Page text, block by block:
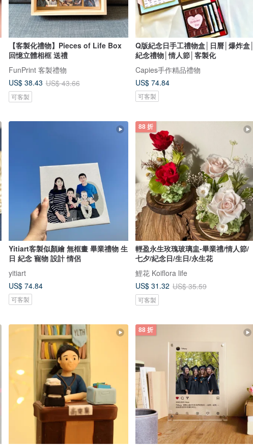
【客製化禮物】Pieces of Life Box
回憶立體相框 送禮
FunPrint 客製禮物
US$ 38.43 US$ 43.66
可客製
Q版紀念日手工禮物盒│日曆│爆炸盒│
紀念禮物│情人節│客製化
Capies手作精品禮物
US$ 74.84
可客製
Yitiart客製似顏繪 無框畫 畢業禮物 生
日 紀念 寵物 設計 情侶
yitiart
US$ 74.84
可客製
88 折
輕盈永生玫瑰玻璃盅-畢業禮/情人節/
七夕/紀念日/生日/永生花
鯉花 Koiflora life
US$ 31.32 US$ 35.59
可客製
88 折